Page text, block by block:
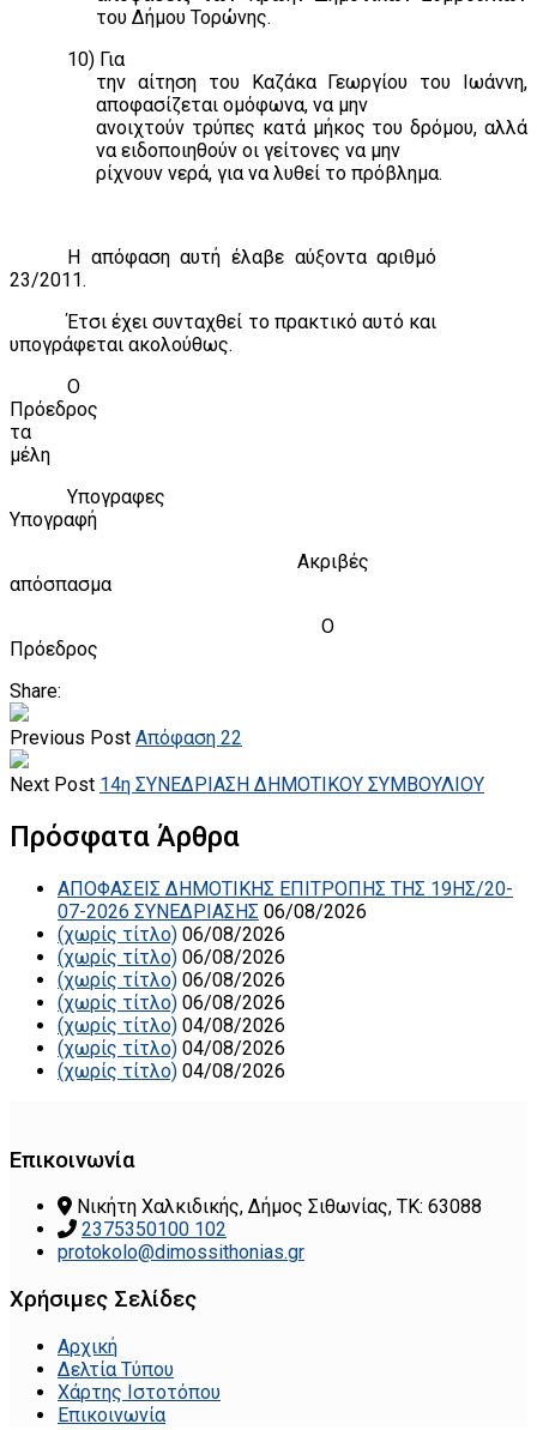
του Δήμου Τορώνης.
10) Για
την αίτηση του Καζάκα Γεωργίου του Ιωάννη,
αποφασίζεται ομόφωνα, να μην
ανοιχτούν τρύπες κατά μήκος του δρόμου, αλλά
να ειδοποιηθούν οι γείτονες να μην
ρίχνουν νερά, για να λυθεί το πρόβλημα.
Η απόφαση αυτή έλαβε αύξοντα αριθμό
23/2011.
Έτσι έχει συνταχθεί το πρακτικό αυτό και
υπογράφεται ακολούθως.
Ο
Πρόεδρος
τα
μέλη
Υπογραφες
Υπογραφή
Ακριβές
απόσπασμα
Ο
Πρόεδρος
Share:
Previous Post Απόφαση 22
Next Post 14η ΣΥΝΕΔΡΙΑΣΗ ΔΗΜΟΤΙΚΟΥ ΣΥΜΒΟΥΛΙΟΥ
Πρόσφατα Άρθρα
ΑΠΟΦΑΣΕΙΣ ΔΗΜΟΤΙΚΗΣ ΕΠΙΤΡΟΠΗΣ ΤΗΣ 19ΗΣ/20-
07-2026 ΣΥΝΕΔΡΙΑΣΗΣ 06/08/2026
(χωρίς τίτλο) 06/08/2026
(χωρίς τίτλο) 06/08/2026
(χωρίς τίτλο) 06/08/2026
(χωρίς τίτλο) 06/08/2026
(χωρίς τίτλο) 04/08/2026
(χωρίς τίτλο) 04/08/2026
(χωρίς τίτλο) 04/08/2026
Επικοινωνία
Νικήτη Χαλκιδικής, Δήμος Σιθωνίας, ΤΚ: 63088
2375350100 102
protokolo@dimossithonias.gr
Χρήσιμες Σελίδες
Αρχική
Δελτία Τύπου
Χάρτης Ιστοτόπου
Επικοινωνία